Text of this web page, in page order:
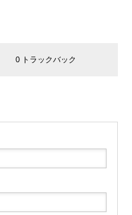
0 トラックバック